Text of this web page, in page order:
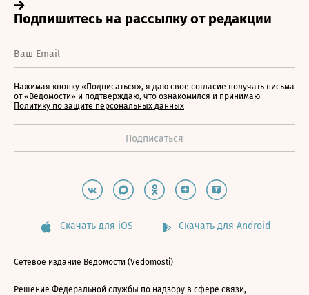
Нажимая кнопку «Подписаться», я даю свое согласие получать письма
от «Ведомости» и подтверждаю, что ознакомился и принимаю
Политику по защите персональных данных
Скачать для iOS Скачать для Android
Сетевое издание Ведомости (Vedomosti)
Решение Федеральной службы по надзору в сфере связи,